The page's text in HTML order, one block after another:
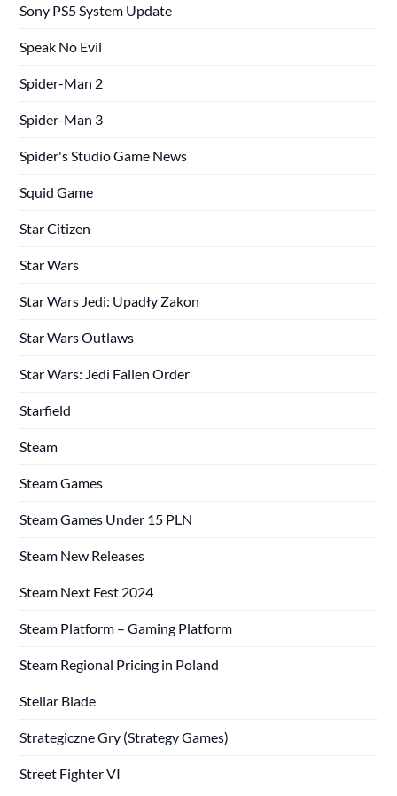
Sony PS5 System Update
Speak No Evil
Spider-Man 2
Spider-Man 3
Spider's Studio Game News
Squid Game
Star Citizen
Star Wars
Star Wars Jedi: Upadły Zakon
Star Wars Outlaws
Star Wars: Jedi Fallen Order
Starfield
Steam
Steam Games
Steam Games Under 15 PLN
Steam New Releases
Steam Next Fest 2024
Steam Platform – Gaming Platform
Steam Regional Pricing in Poland
Stellar Blade
Strategiczne Gry (Strategy Games)
Street Fighter VI